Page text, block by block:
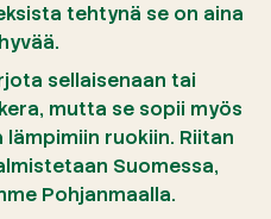
tehtynä se on aina
sellaisenaan tai
mutta se sopii myös
ruokiin. Riitan
Suomessa,
Pohjanmaalla.